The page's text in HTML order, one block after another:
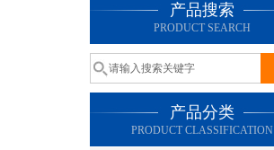
产品搜索
PRODUCT SEARCH
产品分类
PRODUCT CLASSIFICATION